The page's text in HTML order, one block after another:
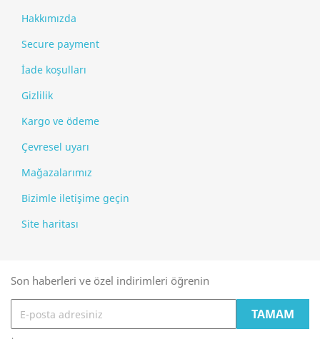
Hakkımızda
Secure payment
İade koşulları
Gizlilik
Kargo ve ödeme
Çevresel uyarı
Mağazalarımız
Bizimle iletişime geçin
Site haritası
Son haberleri ve özel indirimleri öğrenin